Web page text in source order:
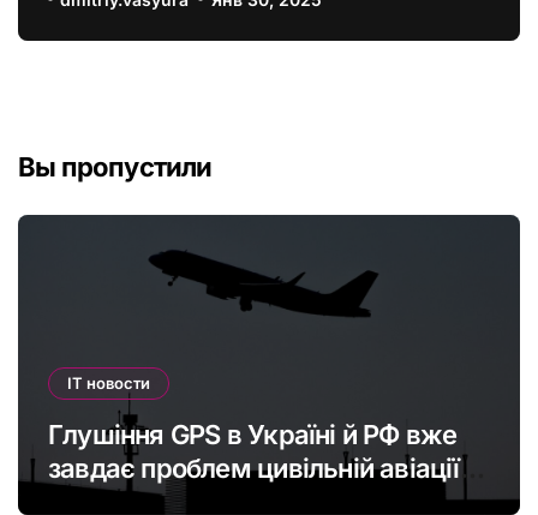
оружием
Вы пропустили
IT новости
Глушіння GPS в Україні й РФ вже
завдає проблем цивільній авіації в
Європі: наскільки це небезпечно